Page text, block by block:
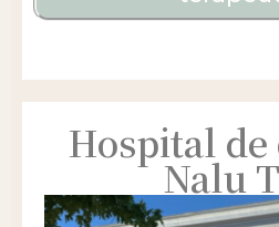
Hospital de
Nalu